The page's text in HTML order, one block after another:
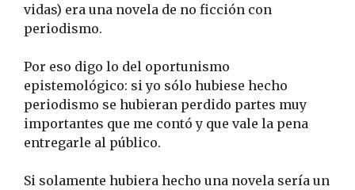
vidas) era una novela de no ficción con
periodismo.
Por eso digo lo del oportunismo
epistemológico: si yo sólo hubiese hecho
periodismo se hubieran perdido partes muy
importantes que me contó y que vale la pena
entregarle al público.
Si solamente hubiera hecho una novela sería un